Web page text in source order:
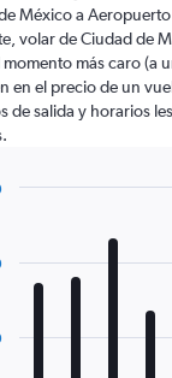
México a
volar de Ciudad de
momento más caro (a
en el precio de un
de salida y horarios